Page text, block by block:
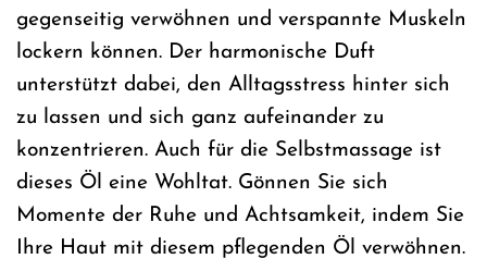
gegenseitig verwöhnen und verspannte Muskeln
lockern können. Der harmonische Duft
unterstützt dabei, den Alltagsstress hinter sich
zu lassen und sich ganz aufeinander zu
konzentrieren. Auch für die Selbstmassage ist
dieses Öl eine Wohltat. Gönnen Sie sich
Momente der Ruhe und Achtsamkeit, indem Sie
Ihre Haut mit diesem pflegenden Öl verwöhnen.